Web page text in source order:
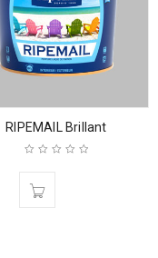
RIPEMAIL Brillant